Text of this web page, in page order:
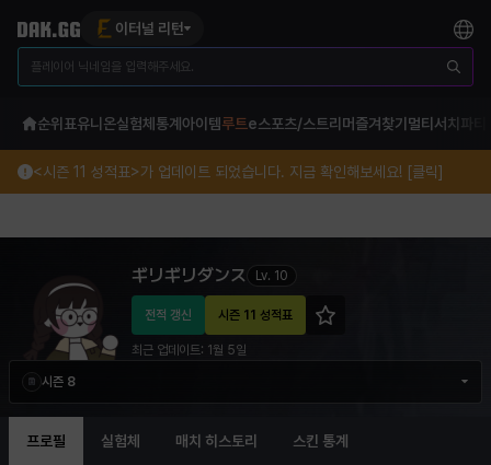
이터널 리턴
순위표유니온실험체 통계 아이템루트e스포츠/스트리머 즐겨찾기 멀티서치 파티
<시즌 11 성적표>가 업데이트 되었습니다. 지금 확인해보세요! [클릭]
ギリギリダンス
Lv. 10
전적 갱신 시즌 11 성적표
최근 업데이트: 1월 5일
시즌 8
프로필 실험체 매치 히스토리 스킨 통계